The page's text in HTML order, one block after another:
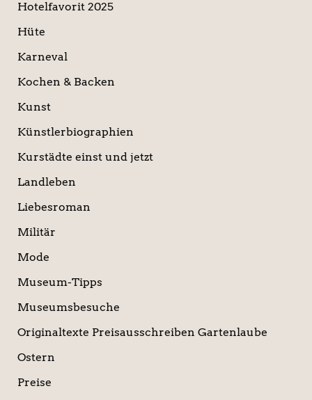
Hotelfavorit 2025
Hüte
Karneval
Kochen & Backen
Kunst
Künstlerbiographien
Kurstädte einst und jetzt
Landleben
Liebesroman
Militär
Mode
Museum-Tipps
Museumsbesuche
Originaltexte Preisausschreiben Gartenlaube
Ostern
Preise